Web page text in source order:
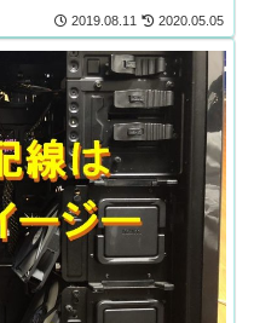
2019.08.11 2020.05.05